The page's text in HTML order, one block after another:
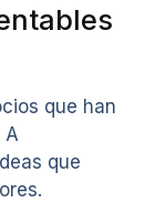
que han
A
que